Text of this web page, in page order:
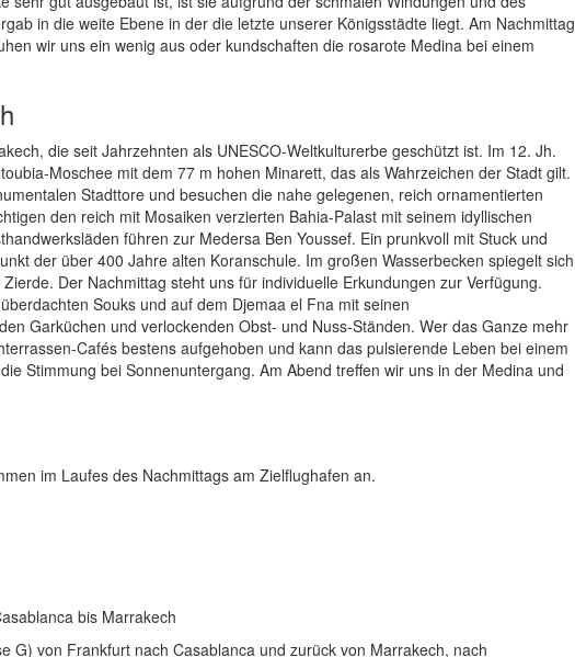
in die weite Ebene in der die letzte unserer Königsstädte liegt. Am Nachmittag
wir uns ein wenig aus oder kundschaften die rosarote Medina bei einem
die seit Jahrzehnten als UNESCO-Weltkulturerbe geschützt ist. Im 12. Jh.
Moschee mit dem 77 m hohen Minarett, das als Wahrzeichen der Stadt gilt.
Stadttore und besuchen die nahe gelegenen, reich ornamentierten
den reich mit Mosaiken verzierten Bahia-Palast mit seinem idyllischen
führen zur Medersa Ben Youssef. Ein prunkvoll mit Stuck und
der über 400 Jahre alten Koranschule. Im großen Wasserbecken spiegelt sich
Der Nachmittag steht uns für individuelle Erkundungen zur Verfügung.
Souks und auf dem Djemaa el Fna mit seinen
Garküchen und verlockenden Obst- und Nuss-Ständen. Wer das Ganze mehr
Cafés bestens aufgehoben und kann das pulsierende Leben bei einem
Stimmung bei Sonnenuntergang. Am Abend treffen wir uns in der Medina und
im Laufes des Nachmittags am Zielflughafen an.
bis Marrakech
G) von Frankfurt nach Casablanca und zurück von Marrakech, nach